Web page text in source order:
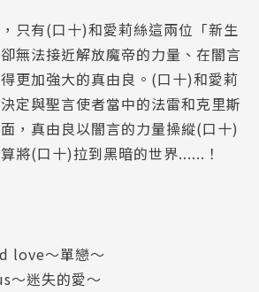
只有(口十)和愛莉絲這兩位「新生
無法接近解放魔帝的力量、在闇言
更加強大的真由良。(口十)和愛莉
定與聖言使者當中的法雷和克里斯
，真由良以闇言的力量操縱(口十)
將(口十)拉到黑暗的世界......！
love～單戀～
～迷失的愛～